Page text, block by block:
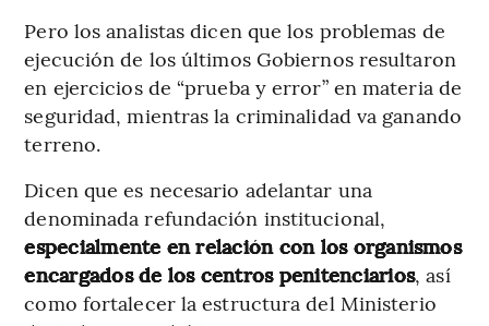
Pero los analistas dicen que los problemas de
ejecución de los últimos Gobiernos resultaron
en ejercicios de “prueba y error” en materia de
seguridad, mientras la criminalidad va ganando
terreno.
Dicen que es necesario adelantar una
denominada refundación institucional,
especialmente en relación con los organismos
encargados de los centros penitenciarios, así
como fortalecer la estructura del Ministerio